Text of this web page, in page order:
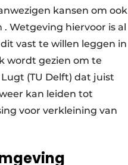
kansen om ook
Wetgeving hiervoor is al
vast te willen leggen in
wordt gezien om te
(TU Delft) dat juist
kan leiden tot
voor verkleining van